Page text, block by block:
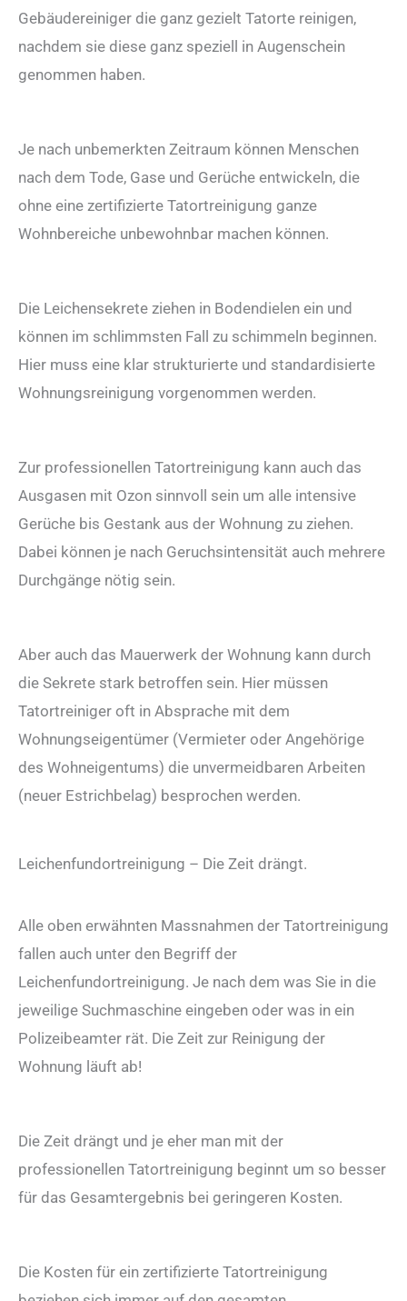
Gebäudereiniger die ganz gezielt Tatorte reinigen,
nachdem sie diese ganz speziell in Augenschein
genommen haben.
Je nach unbemerkten Zeitraum können Menschen
nach dem Tode, Gase und Gerüche entwickeln, die
ohne eine zertifizierte Tatortreinigung ganze
Wohnbereiche unbewohnbar machen können.
Die Leichensekrete ziehen in Bodendielen ein und
können im schlimmsten Fall zu schimmeln beginnen.
Hier muss eine klar strukturierte und standardisierte
Wohnungsreinigung vorgenommen werden.
Zur professionellen Tatortreinigung kann auch das
Ausgasen mit Ozon sinnvoll sein um alle intensive
Gerüche bis Gestank aus der Wohnung zu ziehen.
Dabei können je nach Geruchsintensität auch mehrere
Durchgänge nötig sein.
Aber auch das Mauerwerk der Wohnung kann durch
die Sekrete stark betroffen sein. Hier müssen
Tatortreiniger oft in Absprache mit dem
Wohnungseigentümer (Vermieter oder Angehörige
des Wohneigentums) die unvermeidbaren Arbeiten
(neuer Estrichbelag) besprochen werden.
Leichenfundortreinigung – Die Zeit drängt.
Alle oben erwähnten Massnahmen der Tatortreinigung
fallen auch unter den Begriff der
Leichenfundortreinigung. Je nach dem was Sie in die
jeweilige Suchmaschine eingeben oder was in ein
Polizeibeamter rät. Die Zeit zur Reinigung der
Wohnung läuft ab!
Die Zeit drängt und je eher man mit der
professionellen Tatortreinigung beginnt um so besser
für das Gesamtergebnis bei geringeren Kosten.
Die Kosten für ein zertifizierte Tatortreinigung